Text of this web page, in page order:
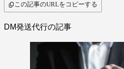
この記事のURLをコピーする
DM発送代行の記事